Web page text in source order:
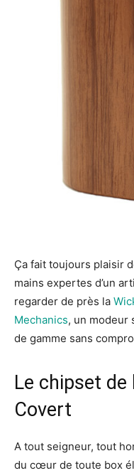
Ça fait toujours plaisir
mains expertes d’un
regarder de près la
Mechanics, un modeur
de gamme sans
Le chipset
Covert
A tout seigneur, tout
du cœur de toute box